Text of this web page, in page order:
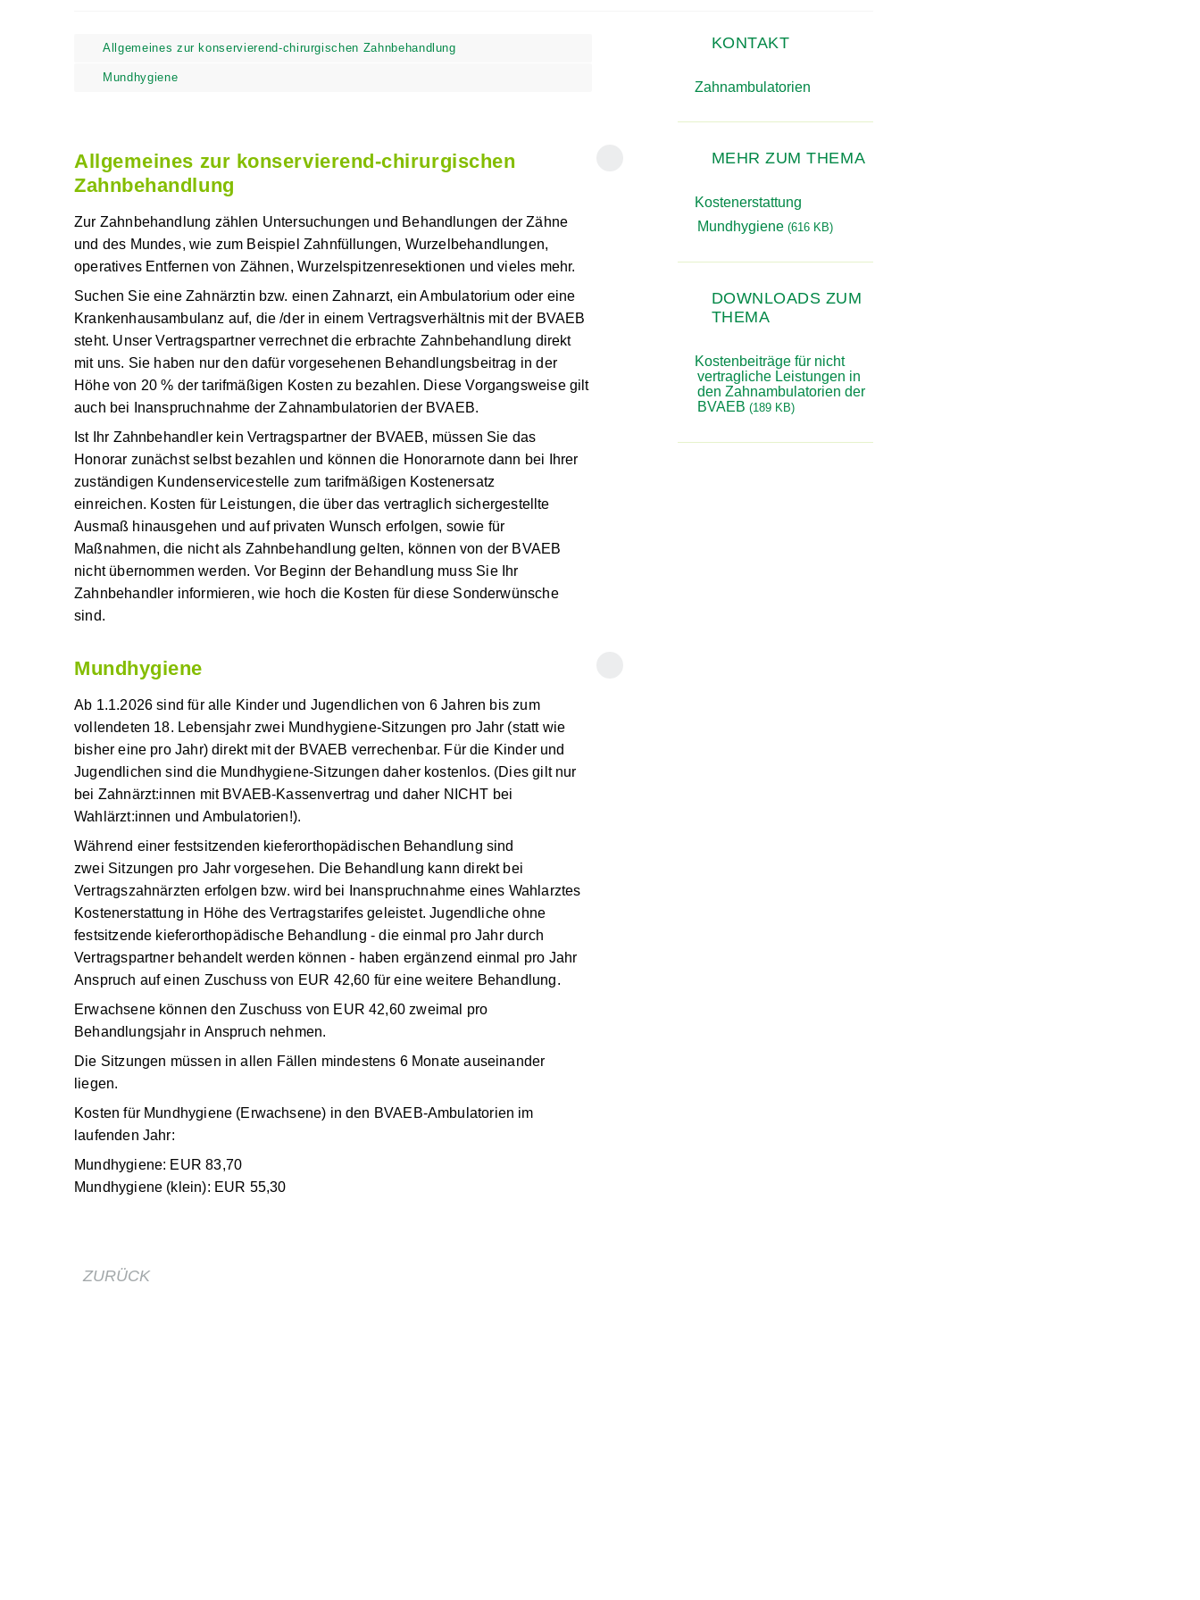
Allgemeines zur konservierend-chirurgischen Zahnbehandlung
Mundhygiene
Allgemeines zur konservierend-chirurgischen
Zahnbehandlung
Zur Zahnbehandlung zählen Untersuchungen und Behandlungen der Zähne
und des Mundes, wie zum Beispiel Zahnfüllungen, Wurzelbehandlungen,
operatives Entfernen von Zähnen, Wurzelspitzenresektionen und vieles mehr.
Suchen Sie eine Zahnärztin bzw. einen Zahnarzt, ein Ambulatorium oder eine
Krankenhausambulanz auf, die /der in einemVertragsverhältnismit der
BVAEB steht. Unser Vertragspartner verrechnet die erbrachte
Zahnbehandlung direkt mit uns. Sie haben nur den dafür vorgesehenen
Behandlungsbeitrag in der Höhe von 20 % der tarifmäßigen Kosten zu
bezahlen. Diese Vorgangsweise gilt auch bei Inanspruchnahme der
Zahnambulatorien der BVAEB.
Ist Ihr Zahnbehandlerkein Vertragspartnerder BVAEB, müssen Sie das
Honorar zunächst selbst bezahlen und können die Honorarnote dann bei Ihrer
zuständigen Kundenservicestelle zum tarifmäßigen Kostenersatz
einreichen. Kosten für Leistungen, die über das vertraglich sichergestellte
Ausmaß hinausgehen und auf privaten Wunsch erfolgen, sowie für
Maßnahmen, die nicht als Zahnbehandlung gelten, können von der BVAEB
nicht übernommen werden. Vor Beginn der Behandlung muss Sie Ihr
Zahnbehandler informieren, wie hoch die Kosten für diese Sonderwünsche
Ab 1.1.2026 sind füralle Kinder und Jugendlichenvon 6 Jahren bis zum
vollendeten 18. Lebensjahrzwei Mundhygiene-Sitzungen pro Jahr(statt wie
bisher eine pro Jahr) direkt mit der BVAEB verrechenbar. Für die Kinder und
Jugendlichen sind die Mundhygiene-Sitzungen daherkostenlos. (Dies gilt nur
bei Zahnärzt:innen mit BVAEB-Kassenvertrag und daher NICHT bei
Wahlärzt:innen und Ambulatorien!).
Während einer festsitzenden kieferorthopädischen Behandlung sind
zwei Sitzungen pro Jahr vorgesehen. Die Behandlung kann direkt bei
Vertragszahnärzten erfolgen bzw. wird bei Inanspruchnahme eines
Wahlarztes Kostenerstattung in Höhe des Vertragstarifes geleistet.
Jugendliche ohne festsitzende kieferorthopädische Behandlung - die einmal
pro Jahr durch Vertragspartner behandelt werden können - haben ergänzend
einmal pro Jahr Anspruch auf einen Zuschuss vonEUR 42,60für eine weitere
Behandlung.
Erwachsenekönnen den Zuschuss vonEUR 42,60 zweimal pro
Behandlungsjahr in Anspruch nehmen.
Die Sitzungen müssen inallen Fällenmindestens 6 Monate auseinander
liegen.
Kosten für Mundhygiene (Erwachsene) in den BVAEB-Ambulatorien im
laufenden Jahr:
KONTAKT
Kostenerstattung
THEMA
Kostenbeiträge für nicht
vertragliche Leistungen in